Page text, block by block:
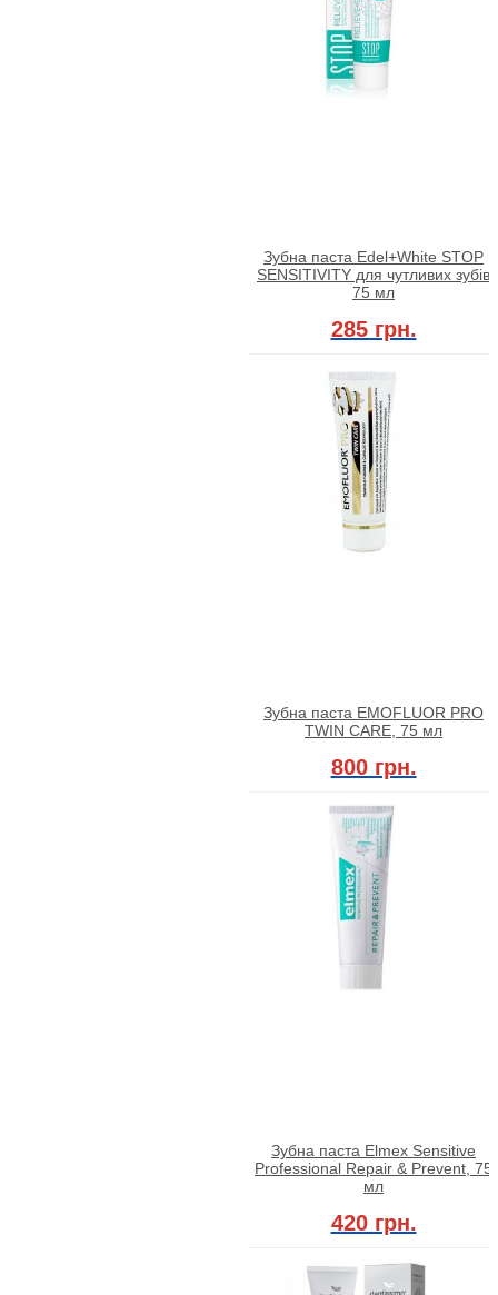
Зубна паста Edel+White STOP
SENSITIVITY для чутливих зубів
75 мл
285 грн.
Зубна паста EMOFLUOR PRO
TWIN CARE, 75 мл
800 грн.
Зубна паста Elmex Sensitive
Professional Repair & Prevent, 75
мл
420 грн.